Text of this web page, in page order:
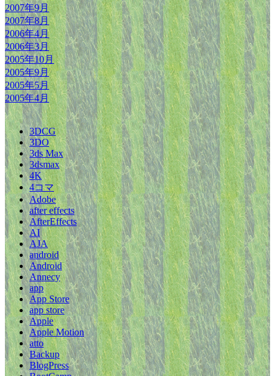
2007年9月
2007年8月
2006年4月
2006年3月
2005年10月
2005年9月
2005年5月
2005年4月
3DCG
3DO
3ds Max
3dsmax
4K
4コマ
Adobe
after effects
AfterEffects
AI
AJA
android
Android
Annecy
app
App Store
app store
Apple
Apple Motion
atto
Backup
BlogPress